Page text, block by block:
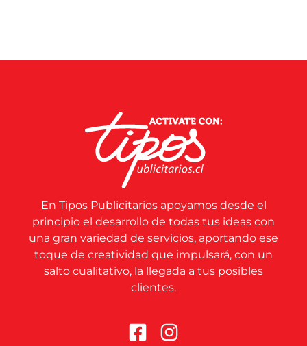
En Tipos Publicitarios apoyamos desde el
principio el desarrollo de todas tus ideas con
una gran variedad de servicios, aportando ese
toque de creatividad que impulsará, con un
salto cualitativo, la llegada a tus posibles
clientes.